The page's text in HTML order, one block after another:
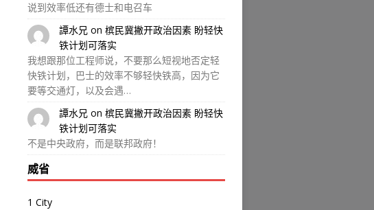
说到效率低还有德士和电召车
譚水兄 on 槟民冀撇开政治因素 盼轻快
铁计划可落实
我想跟那位工程师说，不要那么短视地否定轻
快铁计划，巴士的效率不够轻快铁高，因为它
要等交通灯，以及会遇…
譚水兄 on 槟民冀撇开政治因素 盼轻快
铁计划可落实
不是中央政府，而是联邦政府！
威省
1 City